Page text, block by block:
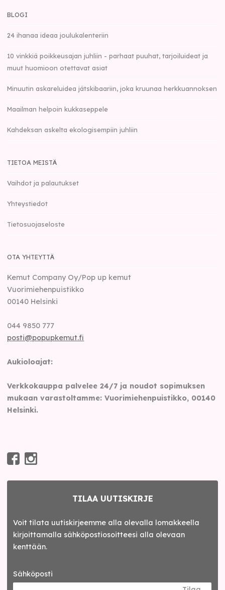
BLOGI
24 ihanaa ideaa joulukalenteriin
10 vinkkiä poikkeusajan juhliin - parhaat puuhat, tarjoiluideat ja
muut huomioon otettavat asiat
Minuutin askareluidea jätskibaariin, joka kruunaa herkkuannoksen
Maailman helpoin kukkaseppele
Kahdeksan askelta ekologisempiin juhliin
TIETOA MEISTÄ
Vaihdot ja palautukset
Yhteystiedot
Tietosuojaseloste
OTA YHTEYTTÄ
Kemut Company Oy/Pop up kemut
Vuorimiehenpuistikko
00140 Helsinki
044 9850 777
posti@popupkemut.fi
Aukioloajat:
Verkkokauppa palvelee 24/7 ja noudot sopimuksen
mukaan varastoltamme: Vuorimiehenpuistikko, 00140
Helsinki.
TILAA UUTISKIRJE
Voit tilata uutiskirjeemme alla olevalla lomakkeella
kirjoittamalla sähköpostiosoitteesi alla olevaan
kenttään.
Sähköposti